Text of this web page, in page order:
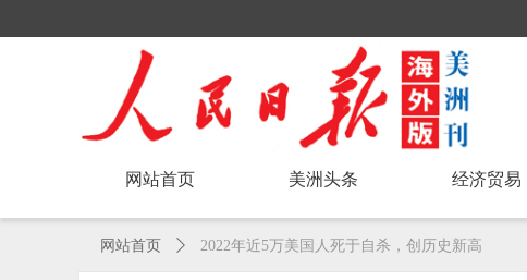
网站首页 美洲头条 经济贸易
网站首页 ꄲ 2022年近5万美国人死于自杀，创历史新高